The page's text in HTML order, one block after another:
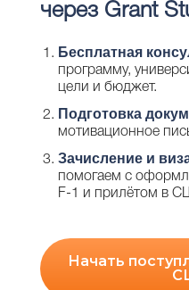
через Grant
Бесплатная
программу,
цели и бюджет.
Подготовка
мотивационное
Зачисление и
помогаем с
F-1 и прилётом в
Начать